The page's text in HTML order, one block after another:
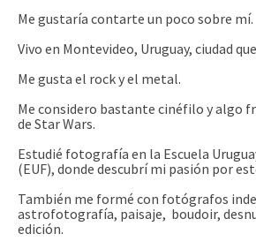
Me gustaría contarte un poco sobre mí.
Vivo en Montevideo, Uruguay, ciudad
Me gusta el rock y el metal.
Me considero bastante cinéfilo y algo
de Star Wars.
Estudié fotografía en la Escuela
(EUF), donde descubrí mi pasión por
También me formé con fotógrafos
astrofotografía, paisaje, boudoir,
edición.